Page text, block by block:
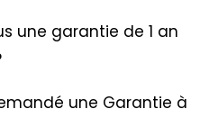
une garantie de 1 an
une Garantie à